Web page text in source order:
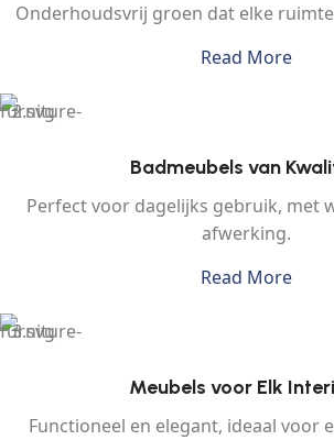
Onderhoudsvrij groen dat elke
Read More
Badmeubels van
Perfect voor dagelijks gebruik, met
afwerking.
Read More
Meubels voor Elk
Functioneel en elegant, ideaal voor